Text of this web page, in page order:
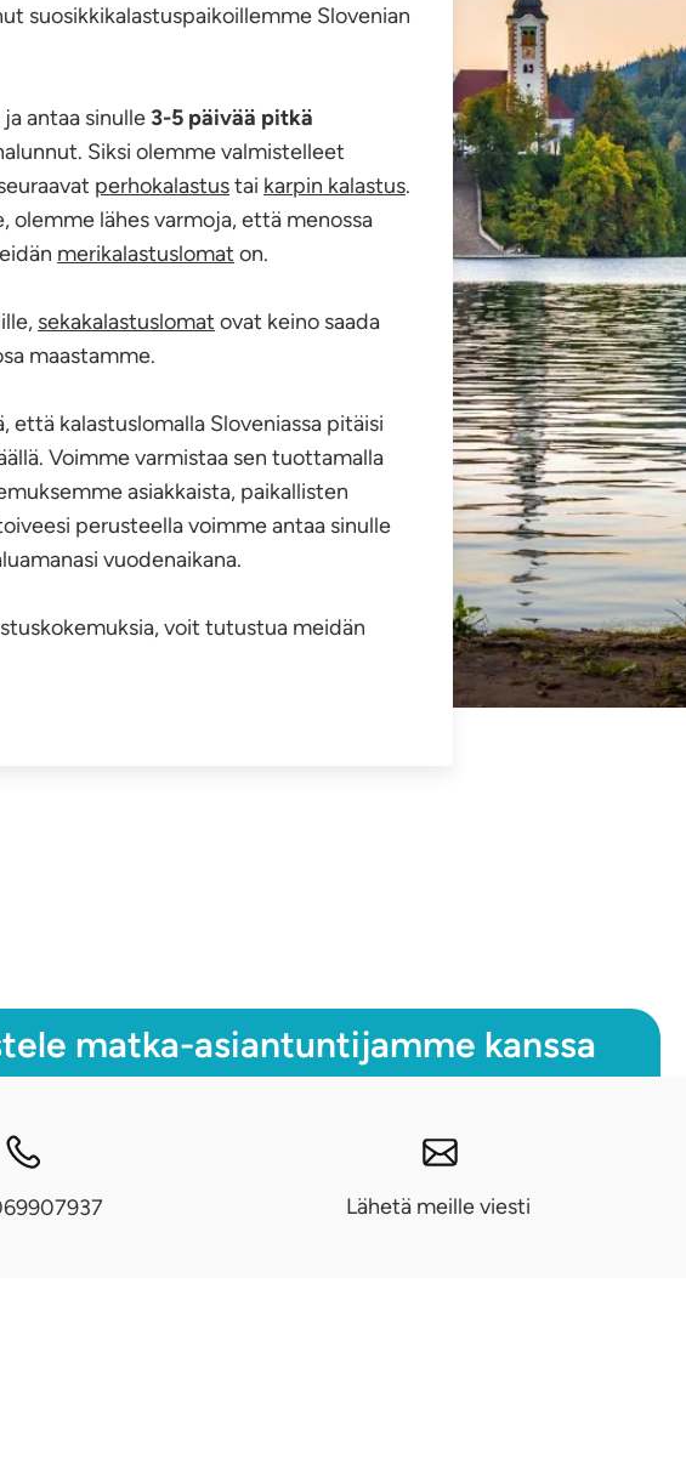
suosikkikalastuspaikoillemme Slovenian
ja antaa sinulle3-5 päivää pitkä
Siksi olemme valmistelleet
perhokalastustai karpin kalastus.
olemme lähes varmoja, että menossa
merikalastuslomat on.
sekakalastuslomat ovat keino saada
maastamme.
kalastuslomalla Sloveniassa pitäisi
Voimme varmistaa sen tuottamalla
asiakkaista, paikallisten
perusteella voimme antaa sinulle
vuodenaikana.
voit tutustua meidän
matka-asiantuntijamme kanssa
Lähetä meille viesti